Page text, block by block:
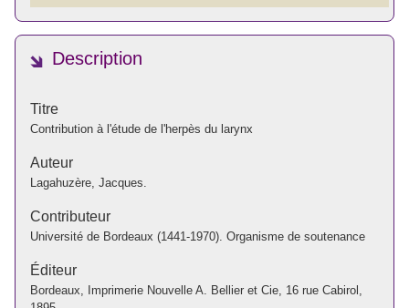
Description
Titre
Contribution à l'étude de l'herpès du larynx
Auteur
Lagahuzère, Jacques.
Contributeur
Université de Bordeaux (1441-1970). Organisme de soutenance
Éditeur
Bordeaux, Imprimerie Nouvelle A. Bellier et Cie, 16 rue Cabirol,